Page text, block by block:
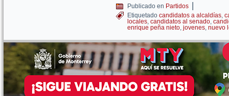
Publicado en Partidos |
Etiquetado candidatos a alcaldías,
locales, candidatos al senado,
enrique peña nieto, jovenes, nuevo